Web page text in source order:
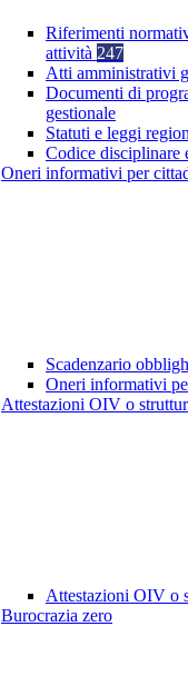
Riferimenti
attività 247
Atti amministrativi
Documenti di
gestionale
Statuti e leggi
Codice disciplinare
Oneri informativi per
Scadenzario
Oneri informativi
Attestazioni OIV o
Attestazioni OIV o
Burocrazia zero